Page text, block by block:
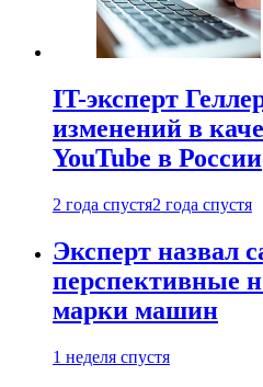
IT-эксперт
изменений в
YouTube в России
2 года спустя2 года спустя
Эксперт назвал
перспективные
марки машин
1 неделя спустя